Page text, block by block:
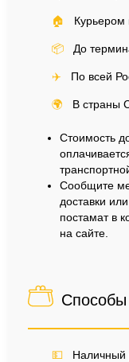
🏠 Курьером
📦 До
✈️ По всей
🌍 В страны
Стоимость
Сообщите
доставки
постамат в
на сайте.
💵 Наличный